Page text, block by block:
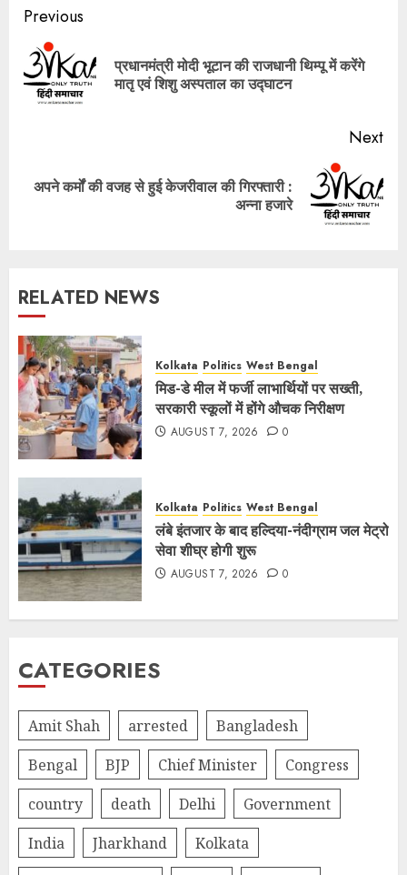
Post
navigation
Previous
प्रधानमंत्री मोदी भूटान की राजधानी थिम्पू में करेंगे
मातृ एवं शिशु अस्पताल का उद्घाटन
Next
Next
अपने कर्मों की वजह से हुई केजरीवाल की गिरफ्तारी :
अन्ना हजारे
RELATED NEWS
Kolkata Politics West Bengal
मिड-डे मील में फर्जी लाभार्थियों पर सख्ती,
सरकारी स्कूलों में होंगे औचक निरीक्षण
AUGUST 7, 2026 0
Kolkata Politics West Bengal
लंबे इंतजार के बाद हल्दिया-नंदीग्राम जल मेट्रो
सेवा शीघ्र होगी शुरू
AUGUST 7, 2026 0
CATEGORIES
Amit Shah arrested
Bangladesh
Bengal
BJP Chief Minister
Congress
country
death Delhi
Government
India
Jharkhand
Kolkata